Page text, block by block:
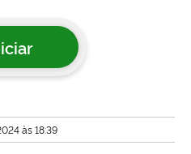
às 18:39